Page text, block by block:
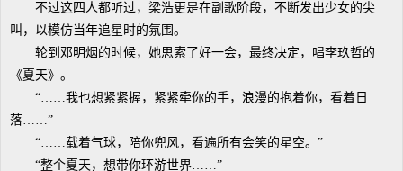
不过这四人都听过，梁浩更是在副歌阶段，不断发出少女的尖
叫，以模仿当年追星时的氛围。
轮到邓明烟的时候，她思索了好一会，最终决定，唱李玖哲的
《夏天》。
“……我也想紧紧握，紧紧牵你的手，浪漫的抱着你，看着日
落……”
“……载着气球，陪你兜风，看遍所有会笑的星空。”
“整个夏天，想带你环游世界……”